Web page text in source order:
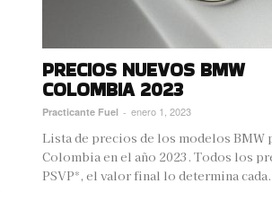
PRECIOS NUEVOS BMW
COLOMBIA 2023
Practicante Fuel - enero 1, 2023
Lista de precios de los modelos BMW
Colombia en el año 2023. Todos los
PSVP*, el valor final lo determina